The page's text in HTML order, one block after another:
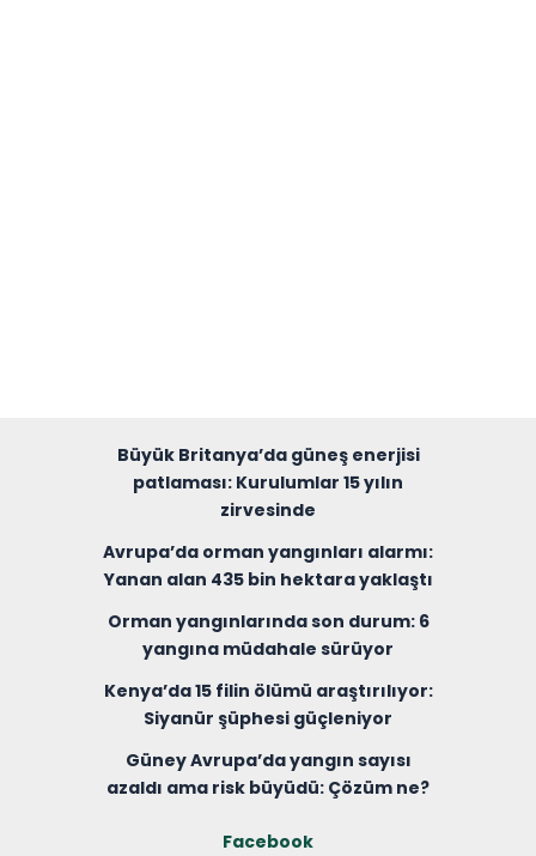
Büyük Britanya’da güneş enerjisi
patlaması: Kurulumlar 15 yılın
zirvesinde
Avrupa’da orman yangınları alarmı:
Yanan alan 435 bin hektara yaklaştı
Orman yangınlarında son durum: 6
yangına müdahale sürüyor
Kenya’da 15 filin ölümü araştırılıyor:
Siyanür şüphesi güçleniyor
Güney Avrupa’da yangın sayısı
azaldı ama risk büyüdü: Çözüm ne?
Facebook